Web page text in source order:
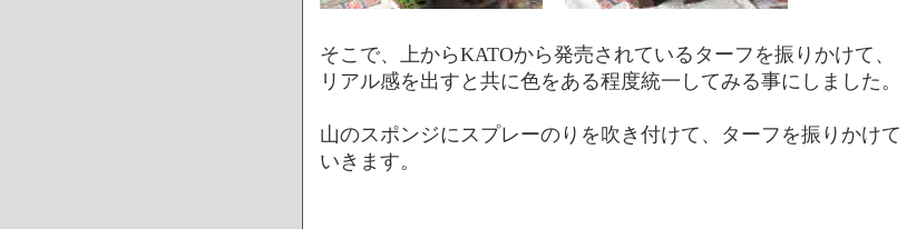
そこで、上からKATOから発売されているターフを振りかけて、
リアル感を出すと共に色をある程度統一してみる事にしました。
山のスポンジにスプレーのりを吹き付けて、ターフを振りかけて
いきます。